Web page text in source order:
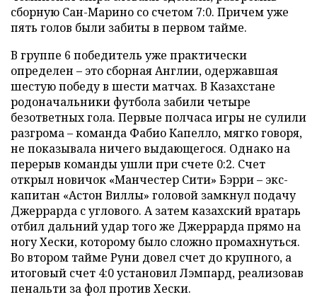
сборную Сан-Марино со счетом 7:0. Причем уже
пять голов были забиты в первом тайме.
В группе 6 победитель уже практически
определен – это сборная Англии, одержавшая
шестую победу в шести матчах. В Казахстане
родоначальники футбола забили четыре
безответных гола. Первые полчаса игры не сулили
разгрома – команда Фабио Капелло, мягко говоря,
не показывала ничего выдающегося. Однако на
перерыв команды ушли при счете 0:2. Счет
открыл новичок «Манчестер Сити» Бэрри – экс-
капитан «Астон Виллы» головой замкнул подачу
Джеррарда с углового. А затем казахский вратарь
отбил дальний удар того же Джеррарда прямо на
ногу Хески, которому было сложно промахнуться.
Во втором тайме Руни довел счет до крупного, а
итоговый счет 4:0 установил Лэмпард, реализовав
пенальти за фол против Хески.